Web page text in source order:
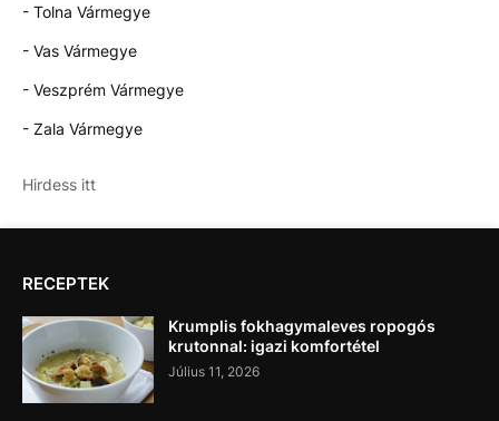
- Tolna Vármegye
- Vas Vármegye
- Veszprém Vármegye
- Zala Vármegye
Hirdess itt
RECEPTEK
Krumplis fokhagymaleves ropogós
krutonnal: igazi komfortétel
Július 11, 2026